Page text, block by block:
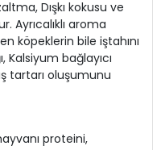
Dışkı kokusu ve
Ayrıcalıklı aroma
köpeklerin bile iştahını
Kalsiyum bağlayıcı
tartarı oluşumunu
proteini,